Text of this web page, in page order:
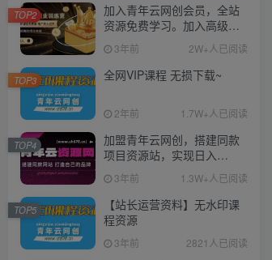
加入青年云网创会员，全站
资源免费学习。加入高级合
伙人，推广日入1000+
3年前 2W+人已阅读
TOP2
全网VIP课程 无损下载~
2年前 1.7W+人已阅读
TOP3
加盟青年云网创，搭建同款
项目资源站，实现日入
2000+
3年前 1.3W+人已阅读
TOP4
【站长运营资料】无水印课
程资源
3年前 2821人已阅读
TOP5